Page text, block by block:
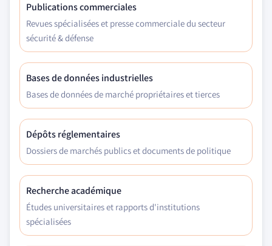
Publications commerciales
Revues spécialisées et presse commerciale du secteur
sécurité & défense
Bases de données industrielles
Bases de données de marché propriétaires et tierces
Dépôts réglementaires
Dossiers de marchés publics et documents de politique
Recherche académique
Études universitaires et rapports d'institutions
spécialisées